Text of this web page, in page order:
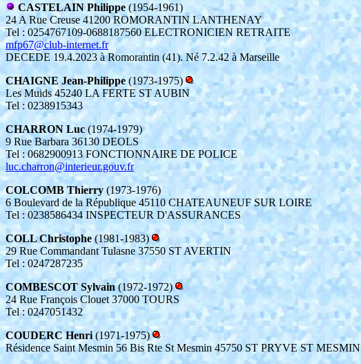
CASTELAIN Philippe (1954-1961)
24 A Rue Creuse 41200 ROMORANTIN LANTHENAY
Tel : 0254767109-0688187560 ELECTRONICIEN RETRAITE
mfp67@club-internet.fr
DECEDE 19.4.2023 à Romorantin (41). Né 7.2.42 à Marseille
CHAIGNE Jean-Philippe (1973-1975)
Les Muids 45240 LA FERTE ST AUBIN
Tel : 0238915343
CHARRON Luc (1974-1979)
9 Rue Barbara 36130 DEOLS
Tel : 0682900913 FONCTIONNAIRE DE POLICE
luc.charron@interieur.gouv.fr
COLCOMB Thierry (1973-1976)
6 Boulevard de la République 45110 CHATEAUNEUF SUR LOIRE
Tel : 0238586434 INSPECTEUR D'ASSURANCES
COLL Christophe (1981-1983)
29 Rue Commandant Tulasne 37550 ST AVERTIN
Tel : 0247287235
COMBESCOT Sylvain(1972-1972)
24 Rue François Clouet 37000 TOURS
Tel : 0247051432
COUDERC Henri (1971-1975)
Résidence Saint Mesmin 56 Bis Rte St Mesmin 45750 ST PRYVE ST MESMIN